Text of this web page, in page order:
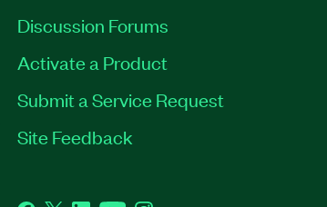
Discussion Forums
Activate a Product
Submit a Service Request
Site Feedback